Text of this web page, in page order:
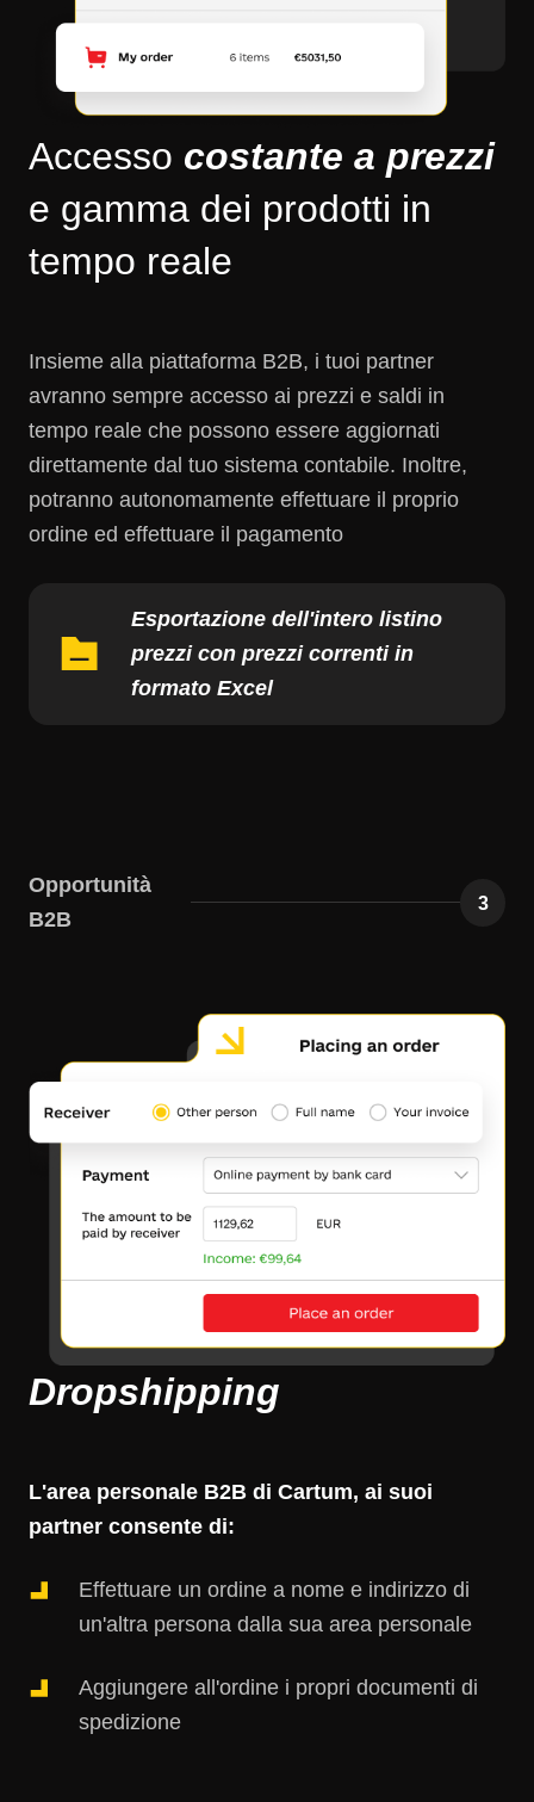
Accesso costante a prezzi
e gamma dei prodotti in
tempo reale
Insieme alla piattaforma B2B, i tuoi partner
avranno sempre accesso ai prezzi e saldi in
tempo reale che possono essere aggiornati
direttamente dal tuo sistema contabile. Inoltre,
potranno autonomamente effettuare il proprio
ordine ed effettuare il pagamento
Esportazione dell'intero listino
prezzi con prezzi correnti in
formato Excel
Opportunità
B2B
3
Dropshipping
L'area personale B2B di Cartum, ai suoi
partner consente di:
Effettuare un ordine a nome e indirizzo di
un'altra persona dalla sua area personale
Aggiungere all'ordine i propri documenti di
spedizione